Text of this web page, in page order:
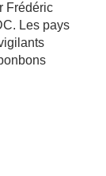
Frédéric
Les pays